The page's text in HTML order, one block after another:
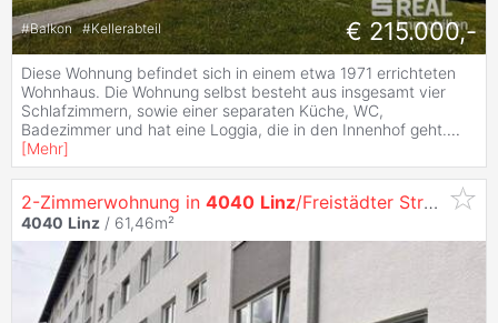
#Balkon #Kellerabteil € 215.000,-
Diese Wohnung befindet sich in einem etwa 1971 errichteten
Wohnhaus. Die Wohnung selbst besteht aus insgesamt vier
Schlafzimmern, sowie einer separaten Küche, WC,
Badezimmer und hat eine Loggia, die in den Innenhof geht....
[Mehr]
2-Zimmerwohnung in 4040 Linz/Freistädter Straße 90 Top 9
4040 Linz / 61,46m²